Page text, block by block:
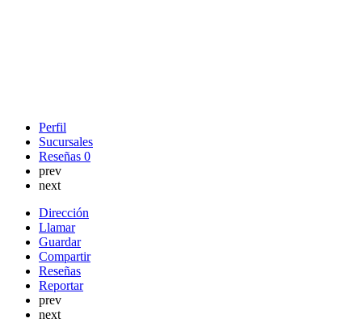
Perfil
Sucursales
Reseñas 0
prev
next
Dirección
Llamar
Guardar
Compartir
Reseñas
Reportar
prev
next